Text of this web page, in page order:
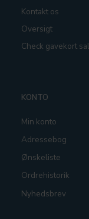
Kontakt os
Oversigt
Check gavekort
KONTO
Min konto
Adressebog
Ønskeliste
Ordrehistorik
Nyhedsbrev